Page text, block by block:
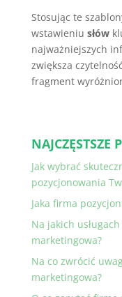
Stosując te
wstawieniu słów
najważniejszych
zwiększa
fragment
NAJCZĘSTSZE
Jak wybrać
pozycjonowania
Jaka firma
Na jakich
marketingowa?
Na co zwrócić
marketingowa?